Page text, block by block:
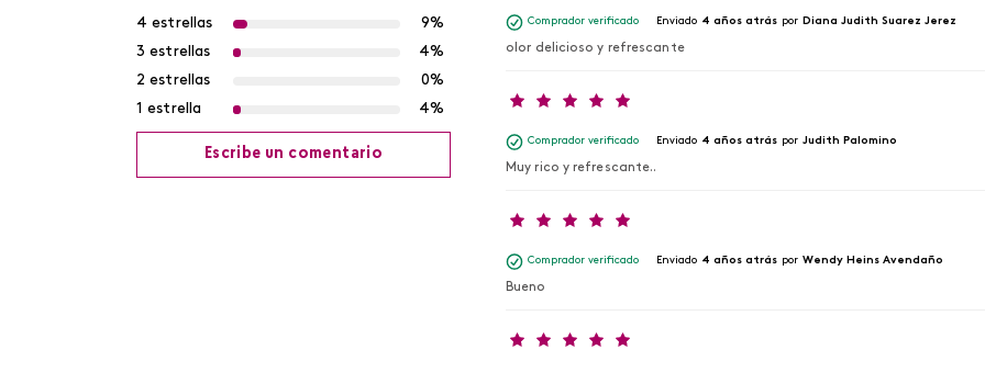
4 estrellas
9%
3 estrellas
4%
2 estrellas
0%
1 estrella
4%
Escribe un comentario
Comprador verificado Enviado 4 años atrás por Diana Judith Suarez Jerez
olor delicioso y refrescante
Comprador verificado Enviado 4 años atrás por Judith Palomino
Muy rico y refrescante..
Comprador verificado Enviado 4 años atrás por Wendy Heins Avendaño
Bueno